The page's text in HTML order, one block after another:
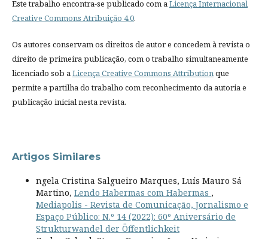
Este trabalho encontra-se publicado com aLicença Internacional
Creative Commons Atribuição 4.0.
Os autores conservam os direitos de autor e concedem à revista o
direito de primeira publicação, com o trabalho simultaneamente
licenciado sob aLicença Creative Commons Attributionque
permite a partilha do trabalho com reconhecimento da autoria e
publicação inicial nesta revista.
Artigos Similares
ngela Cristina Salgueiro Marques, Luís Mauro Sá
Martino, Lendo Habermas com Habermas ,
Mediapolis - Revista de Comunicação, Jornalismo e
Espaço Público: N.º 14 (2022): 60º Aniversário de
Strukturwandel der Öffentlichkeit